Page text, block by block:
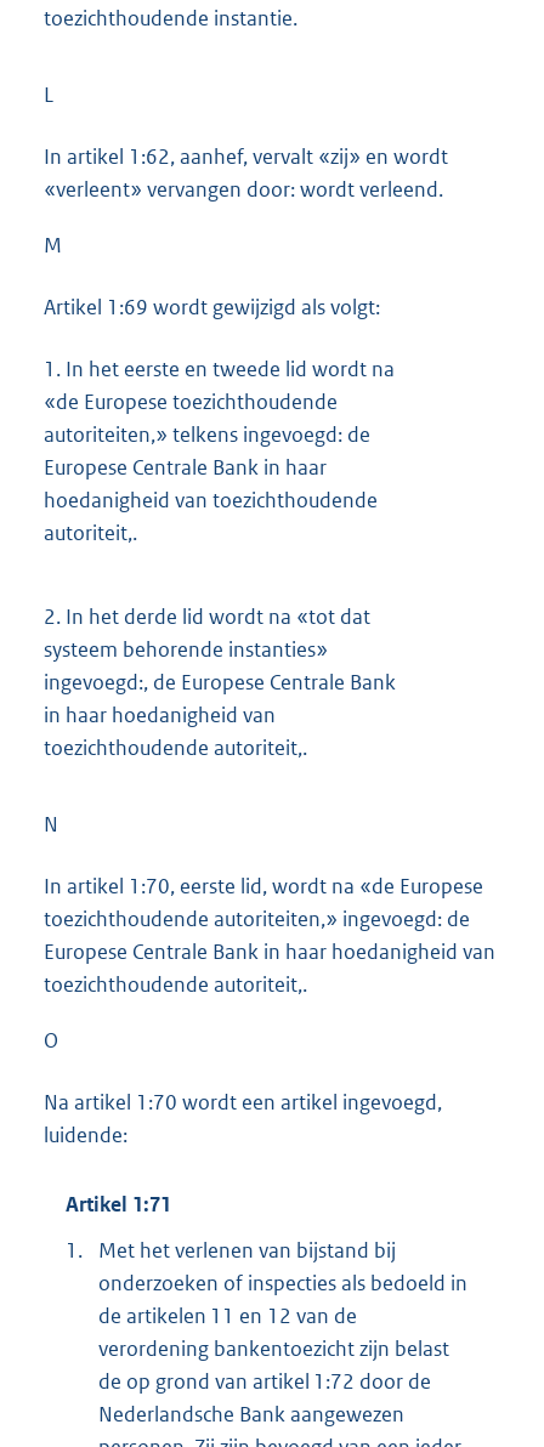
toezichthoudende instantie.
L
In artikel 1:62, aanhef, vervalt «zij» en wordt
«verleent» vervangen door: wordt verleend.
M
Artikel 1:69 wordt gewijzigd als volgt:
1. In het eerste en tweede lid wordt na
«de Europese toezichthoudende
autoriteiten,» telkens ingevoegd: de
Europese Centrale Bank in haar
hoedanigheid van toezichthoudende
autoriteit,.
2. In het derde lid wordt na «tot dat
systeem behorende instanties»
ingevoegd:, de Europese Centrale Bank
in haar hoedanigheid van
toezichthoudende autoriteit,.
N
In artikel 1:70, eerste lid, wordt na «de Europese
toezichthoudende autoriteiten,» ingevoegd: de
Europese Centrale Bank in haar hoedanigheid van
toezichthoudende autoriteit,.
O
Na artikel 1:70 wordt een artikel ingevoegd,
luidende:
Artikel 1:71
1.
Met het verlenen van bijstand bij
onderzoeken of inspecties als bedoeld in
de artikelen 11 en 12 van de
verordening bankentoezicht zijn belast
de op grond van artikel 1:72 door de
Nederlandsche Bank aangewezen